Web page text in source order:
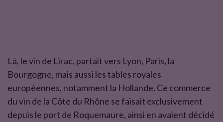
Là, le vin de Lirac, partait vers Lyon, Paris, la
Bourgogne, mais aussi les tables royales
européennes, notamment la Hollande. Ce commerce
du vin de la Côte du Rhône se faisait exclusivement
depuis le port de Roquemaure, ainsi en avaient décidé